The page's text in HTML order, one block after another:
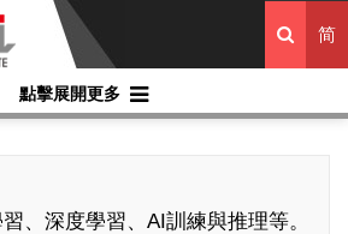
简
點擊展開更多
、深度學習、AI訓練與推理等。